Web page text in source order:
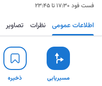
فست فود ۱۷:۳۰ تا ۲۳:۴۵
مسیریابی ذخیره اطلاعات عمومی نظرات تصاویر
مسیریابی ذخیره